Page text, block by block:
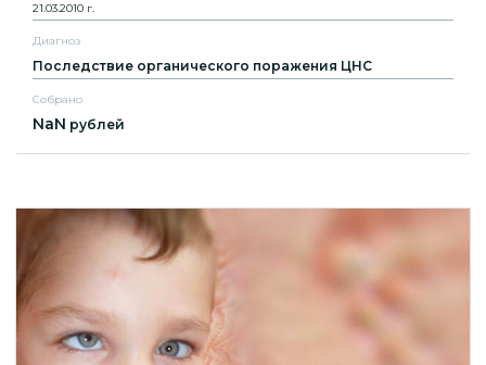
21.03.2010 г.
Диагноз
Последствие органического поражения ЦНС
Собрано
NaN рублей